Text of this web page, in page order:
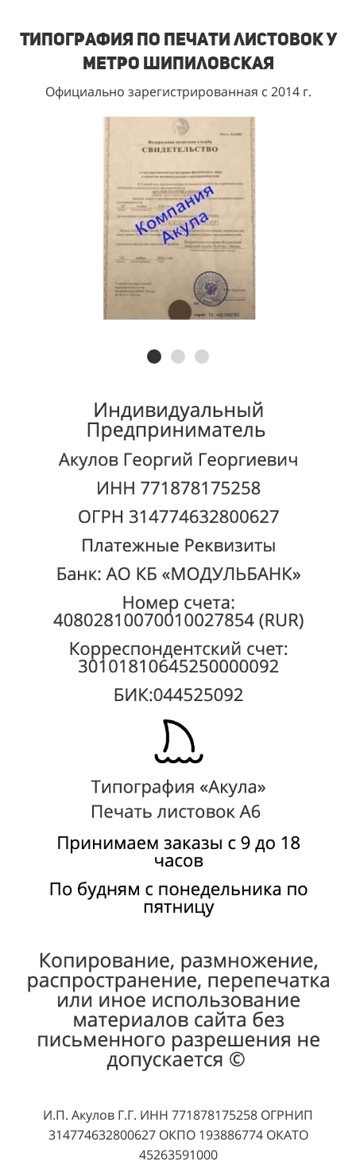
Типография по печати листовок у
метро Шипиловская
Официально зарегистрированная с 2014 г.
И.П. Акулов Г.Г. ИНН 771878175258 ОГРНИП
314774632800627 ОКПО 193886774 ОКАТО
45263591000